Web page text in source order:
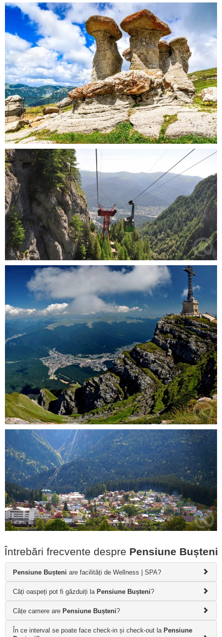
Întrebări frecvente despre Pensiune Bușteni
Pensiune Bușteni are facilități de Wellness | SPA?
Câți oaspeți pot fi găzduiți la Pensiune Bușteni?
Câțe camere are Pensiune Bușteni?
În ce interval se poate face check-in și check-out la Pensiune